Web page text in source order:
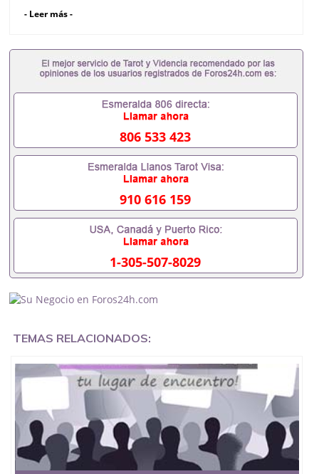
留信网认证办理留服认证办理学历认证办理学生卡办
凭办理英国文凭办理加拿大文凭办理德国文凭 一、快
速办理材料： 1、毕业证+成绩单+留学回国人员证明
+教育部认证,录取通知书，雅思。（全套留学回国必
2、雅思、托福，OFFER，在读证明，学生卡等留学
相关材料（申请学校、转学，甚至是申请工签都可以
证成绩单，学校，专业，学位，毕业时间都可以根据
客户要求安排。 国内找工作假的毕业证可以用吗
551190476假的毕业证成绩单可以办学历认证吗
551190476要定居国外需要办理什么材料551190476
入职事业单位/国企假的毕业证会查吗551190476入职
国企/事业单位需要些什么材料551190476办理假毕业
证在国内能用吗, 挂科拿不到毕业证怎么办, 毕业证丢
了怎么办, 没有正常毕业怎么办理毕业证,没毕业可以
办学历认证吗,您是否因为中途辍学、挂科而没有正常
毕业551190476您是否因为递交材料不齐而被拒之门
外551190476您是否因没正常毕业而导致回国得不到
怎么办551190476找工作没有文凭怎么办,怎么办理本
国外文凭551190476国外本科毕业证怎么办理
么办理 外假毕业证551190476哪里可以制作美国毕业
证551190476哪里可以办理澳洲毕业证551190476留
学生在哪里可以买假毕业证551190476哪里可以办理
加拿大毕业证551190476申请学校办理假的毕业证成
绩单可以吗551190476哪里可以办理水印成绩单
551190476哪里可以修改成绩单GPA分数551190476
假毕业证能查出来吗551190476假文凭网上能查到吗
551190476 如何拿到国外毕业证QQ微信551190476办
- Leer más -
806 533 423
910 616 159
1-305-507-8029
TEMAS RELACIONADOS: